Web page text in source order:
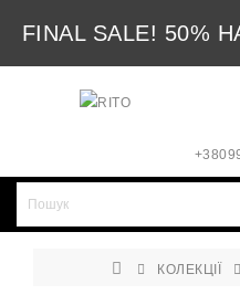
FINAL SALE! 50%
КОЛЕКЦІЇ